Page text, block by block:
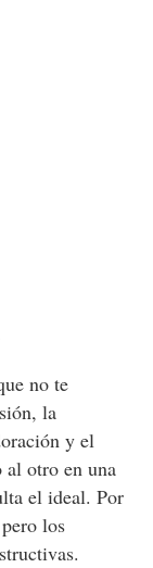
no te
la
y el
al otro en una
el ideal. Por
los